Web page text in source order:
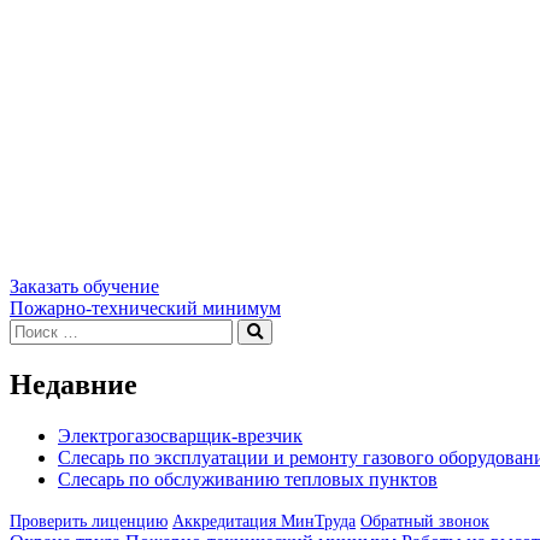
Заказать обучение
Навигация
по
записям
Пожарно-технический минимум
Искать:
Поиск
Недавние
Электрогазосварщик-врезчик
Слесарь по эксплуатации и ремонту газового
Слесарь по обслуживанию тепловых пунктов
Проверить лиценцию Аккредитация МинТруда Обратный звонок